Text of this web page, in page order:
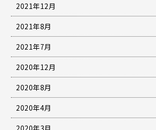
2021年12月
2021年8月
2021年7月
2020年12月
2020年8月
2020年4月
2020年3月